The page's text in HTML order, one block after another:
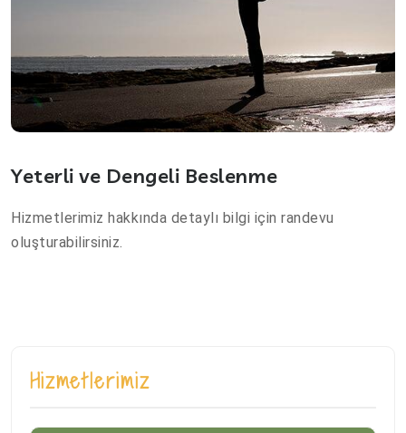
Hizmetlerimiz
Yeterli ve Dengeli Beslenme
Hizmetlerimiz hakkında detaylı bilgi için randevu
oluşturabilirsiniz.